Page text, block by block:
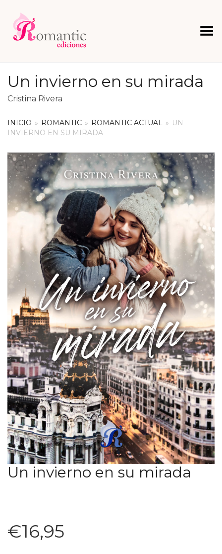
Menú
Un invierno en su mirada
Cristina Rivera
INICIO » ROMANTIC » ROMANTIC ACTUAL » UN
INVIERNO EN SU MIRADA
+
Un invierno en su mirada
€16,95